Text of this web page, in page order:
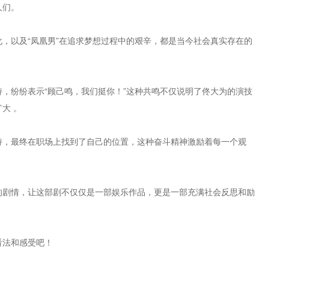
。
以及“凤凰男”在追求梦想过程中的艰辛，都是当今社会真实存在的
纷纷表示“顾己鸣，我们挺你！”这种共鸣不仅说明了佟大为的演技
。
最终在职场上找到了自己的位置，这种奋斗精神激励着每一个观
情，让这部剧不仅仅是一部娱乐作品，更是一部充满社会反思和励
和感受吧！